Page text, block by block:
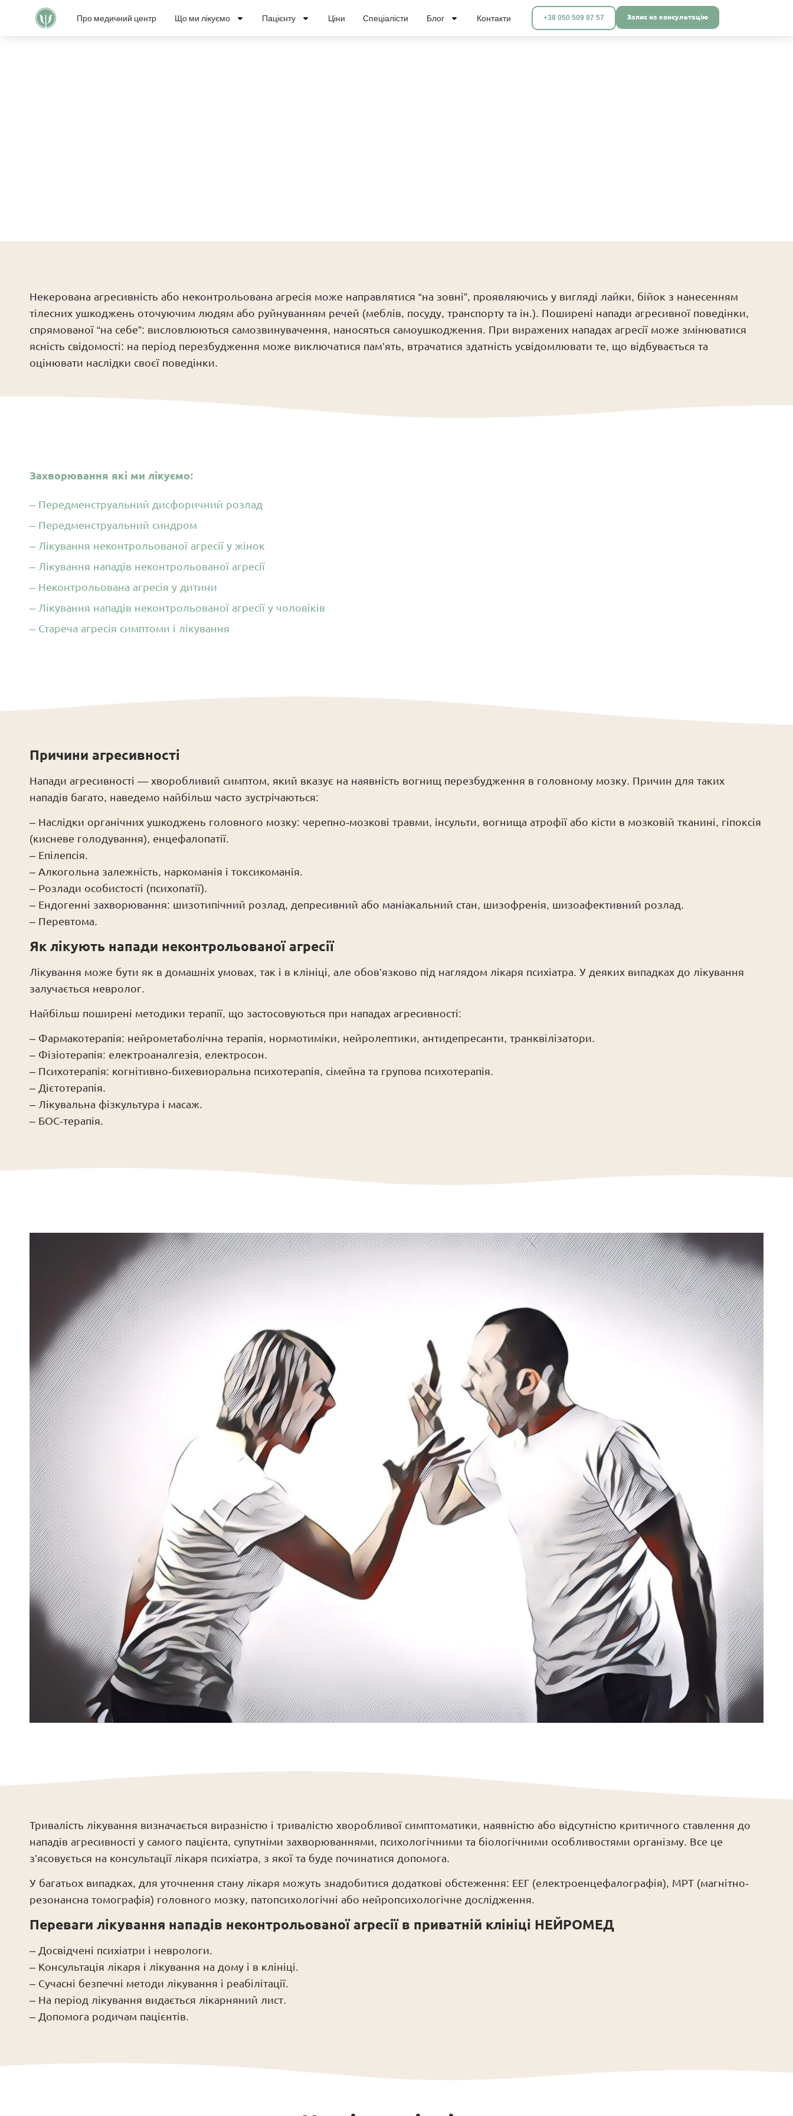
Про медичний центр Що ми лікуємо Пацієнту Ціни Спеціалісти Блог Контакти +38 050 509 87 57 Запис на консультацію
Некерована агресивність або неконтрольована агресія може направлятися “на зовні”, проявляючись у вигляді лайки, бійок з нанесенням
тілесних ушкоджень оточуючим людям або руйнуванням речей (меблів, посуду, транспорту та ін.). Поширені напади агресивної поведінки,
спрямованої “на себе”: висловлюються самозвинувачення, наносяться самоушкодження. При виражених нападах агресії може змінюватися
ясність свідомості: на період перезбудження може виключатися пам’ять, втрачатися здатність усвідомлювати те, що відбувається та
оцінювати наслідки своєї поведінки.
Захворювання які ми лікуємо:
– Передменструальний дисфоричний розлад
– Передменструальний синдром
– Лікування неконтрольованої агресії у жінок
– Лікування нападів неконтрольованої агресії
– Неконтрольована агресія у дитини
– Лікування нападів неконтрольованої агресії у чоловіків
– Стареча агресія симптоми і лікування
Причини агресивності
Напади агресивності — хворобливий симптом, який вказує на наявність вогнищ перезбудження в головному мозку. Причин для таких
нападів багато, наведемо найбільш часто зустрічаються:
– Наслідки органічних ушкоджень головного мозку: черепно-мозкові травми, інсульти, вогнища атрофії або кісти в мозковій тканині, гіпоксія
(кисневе голодування), енцефалопатії.
– Епілепсія.
– Алкогольна залежність, наркоманія і токсикоманія.
– Розлади особистості (психопатії).
– Ендогенні захворювання: шизотипічний розлад, депресивний або маніакальний стан, шизофренія, шизоафективний розлад.
– Перевтома.
Як лікують напади неконтрольованої агресії
Лікування може бути як в домашніх умовах, так і в клініці, але обов’язково під наглядом лікаря психіатра. У деяких випадках до лікування
залучається невролог.
Найбільш поширені методики терапії, що застосовуються при нападах агресивності:
– Фармакотерапія: нейрометаболічна терапія, нормотиміки, нейролептики, антидепресанти, транквілізатори.
– Фізіотерапія: електроаналгезія, електросон.
– Психотерапія: когнітивно-бихевиоральна психотерапія, сімейна та групова психотерапія.
– Дієтотерапія.
– Лікувальна фізкультура і масаж.
– БОС-терапія.
Тривалість лікування визначається виразністю і тривалістю хворобливої симптоматики, наявністю або відсутністю критичного ставлення до
нападів агресивності у самого пацієнта, супутніми захворюваннями, психологічними та біологічними особливостями організму. Все це
з’ясовується на консультації лікаря психіатра, з якої та буде починатися допомога.
У багатьох випадках, для уточнення стану лікаря можуть знадобитися додаткові обстеження: ЕЕГ (електроенцефалографія), МРТ (магнітно-
резонансна томографія) головного мозку, патопсихологічні або нейропсихологічне дослідження.
Переваги лікування нападів неконтрольованої агресії в приватній клініці НЕЙРОМЕД
– Досвідчені психіатри і неврологи.
– Консультація лікаря і лікування на дому і в клініці.
– Сучасні безпечні методи лікування і реабілітації.
– На період лікування видається лікарняний лист.
– Допомога родичам пацієнтів.